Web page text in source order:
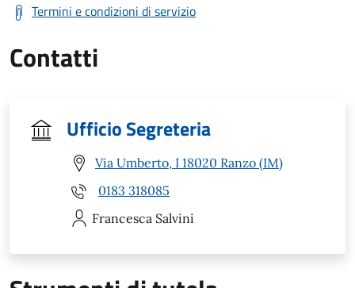
Termini e condizioni di servizio
Contatti
Ufficio Segreteria
Via Umberto, I 18020 Ranzo (IM)
0183 318085
Francesca Salvini